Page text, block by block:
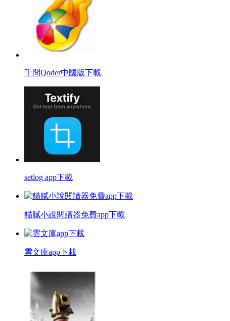
千問Qoder中國版下載
setlog app下載
貓膩小說閱讀器免費app下載
雲文庫app下載